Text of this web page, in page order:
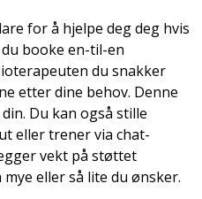
for å hjelpe deg deg hvis
booke en-til-en
du snakker
etter dine behov. Denne
Du kan også stille
eller trener via chat-
vekt på støttet
eller så lite du ønsker.